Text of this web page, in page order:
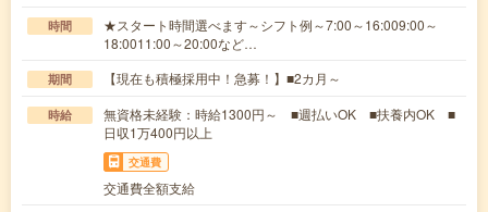
時間
★スタート時間選べます～シフト例～7:00～16:009:00～
18:0011:00～20:00など…
期間 【現在も積極採用中！急募！】■2カ月～
時給
無資格未経験：時給1300円～ ■週払いOK ■扶養内OK ■
日収1万400円以上
交通費
交通費全額支給